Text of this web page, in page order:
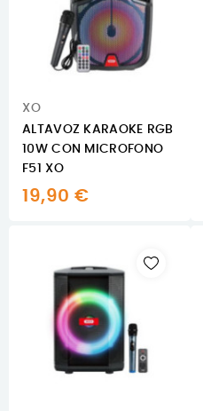
XO
ALTAVOZ KARAOKE RGB
10W CON MICROFONO
F51 XO
19,90 €